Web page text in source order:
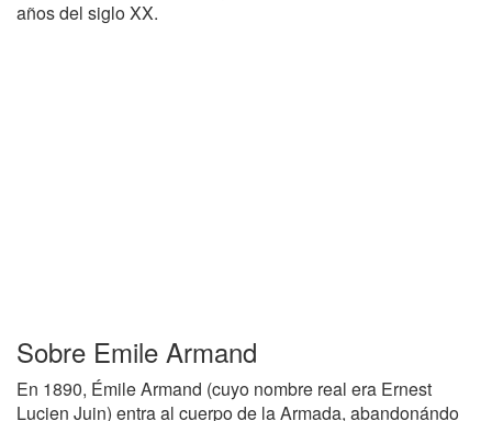
años del siglo XX.
Sobre Emile Armand
En 1890, Émile Armand (cuyo nombre real era Ernest
Lucien Juin) entra al cuerpo de la Armada, abandonándo